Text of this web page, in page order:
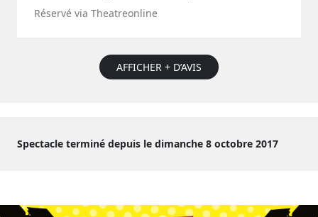
Réservé via Theatreonline
AFFICHER + D’AVIS
Spectacle terminé depuis le dimanche 8 octobre 2017